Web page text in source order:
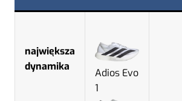
największa
dynamika
Adios Evo
1